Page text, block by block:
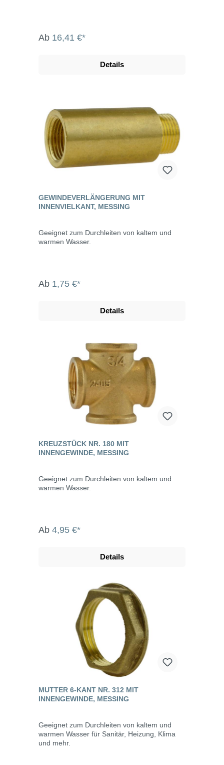
Ab 16,41 €*
Details
GEWINDEVERLÄNGERUNG MIT
INNENVIELKANT, MESSING
Geeignet zum Durchleiten von kaltem und
warmen Wasser.
Ab 1,75 €*
Details
KREUZSTÜCK NR. 180 MIT
INNENGEWINDE, MESSING
Geeignet zum Durchleiten von kaltem und
warmen Wasser.
Ab 4,95 €*
Details
MUTTER 6-KANT NR. 312 MIT
INNENGEWINDE, MESSING
Geeignet zum Durchleiten von kaltem und
warmen Wasser für Sanitär, Heizung, Klima
und mehr.